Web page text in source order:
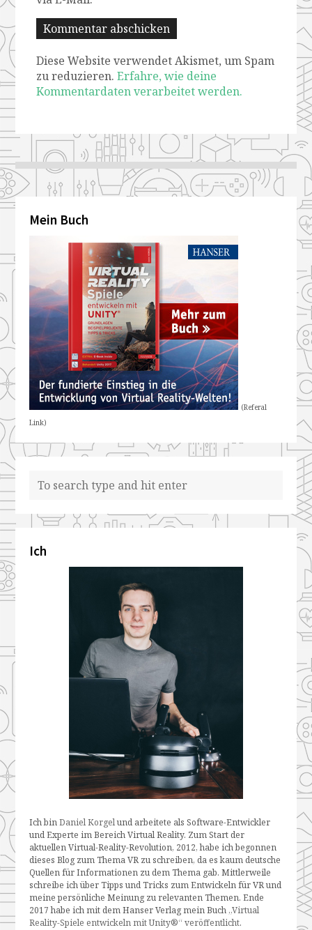
Diese Website verwendet Akismet, um Spam
zu reduzieren.Erfahre, wie deine
Kommentardaten verarbeitet werden.
Mein Buch
(Referal
Link)
Ich
Ich binDaniel Korgelund arbeitete als Software-Entwickler
und Experte im Bereich Virtual Reality. Zum Start der
aktuellen Virtual-Reality-Revolution, 2012, habe ich begonnen
dieses Blog zum Thema VR zu schreiben, da es kaum deutsche
Quellen für Informationen zu dem Thema gab. Mittlerweile
schreibe ich über Tipps und Tricks zum Entwickeln für VR und
meine persönliche Meinung zu relevanten Themen. Ende
2017 habe ich mit dem Hanser Verlag mein Buch „Virtual
Reality-Spiele entwickeln mit Unity®“ veröffentlicht.